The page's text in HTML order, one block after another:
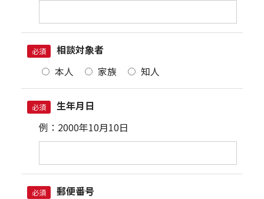
必須
相談対象者
本人
家族 知人
必須
生年月日
例：2000年10月10日
必須
郵便番号